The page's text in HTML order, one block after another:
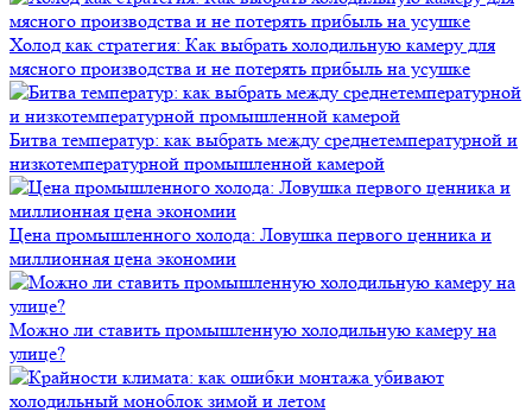
Холод как стратегия: Как выбрать холодильную камеру для
мясного производства и не потерять прибыль на усушке
Битва температур: как выбрать между среднетемпературной и
низкотемпературной промышленной камерой
Цена промышленного холода: Ловушка первого ценника и
миллионная цена экономии
Можно ли ставить промышленную холодильную камеру на
улице?